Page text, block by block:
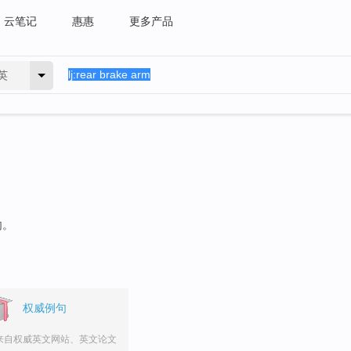
云笔记 惠惠 更多产品
权威例句
自权威英文网站、英文论文